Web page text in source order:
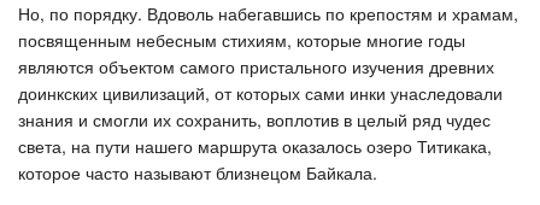
Но, по порядку. Вдоволь набегавшись по крепостям и храмам,
посвященным небесным стихиям, которые многие годы
являются объектом самого пристального изучения древних
доинкских цивилизаций, от которых сами инки унаследовали
знания и смогли их сохранить, воплотив в целый ряд чудес
света, на пути нашего маршрута оказалось озеро Титикака,
которое часто называют близнецом Байкала.